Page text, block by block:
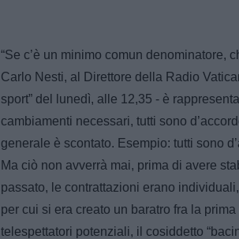
“Se c’è un minimo comun denominatore,
Carlo Nesti, al Direttore della Radio
sport” del lunedì, alle 12,35 - è
cambiamenti necessari, tutti sono
generale è scontato. Esempio: tutti sono
Ma ciò non avverrà mai, prima di avere
passato, le contrattazioni erano
per cui si era creato un baratro fra la
telespettatori potenziali, il cosiddetto